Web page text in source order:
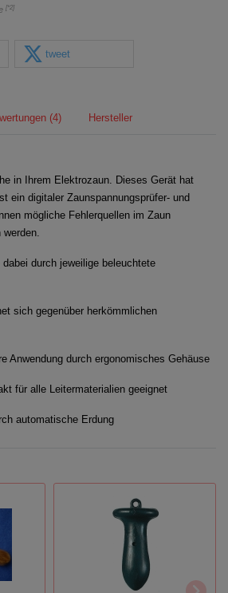
[*2]
tweet
(4) Hersteller
in Ihrem Elektrozaun. Dieses Gerät hat
ein digitaler Zaunspannungsprüfer- und
mögliche Fehlerquellen im Zaun
werden.
durch jeweilige beleuchtete
sich gegenüber herkömmlichen
Anwendung durch ergonomisches Gehäuse
für alle Leitermaterialien geeignet
automatische Erdung